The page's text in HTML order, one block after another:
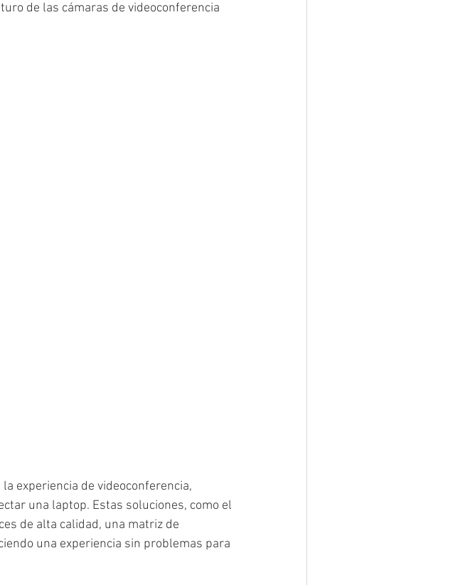
de las cámaras de videoconferencia
experiencia de videoconferencia,
una laptop. Estas soluciones, como el
de alta calidad, una matriz de
una experiencia sin problemas para